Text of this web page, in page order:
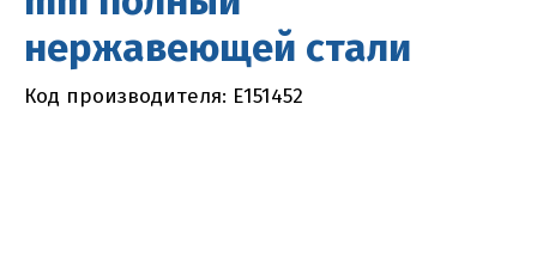
нержавеющей стали
Код производителя: E151452